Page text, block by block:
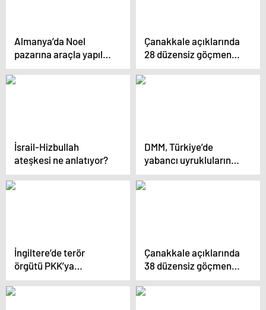
Almanya’da Noel
pazarına araçla yapılan
saldırıda ölü sayısı 5’e
yükseldi
Çanakkale açıklarında
28 düzensiz göçmen
yakalandı
İsrail-Hizbullah
ateşkesi ne anlatıyor?
DMM, Türkiye’de
yabancı uyrukluların
polis yapıldığı iddiasını
yalanladı
İngiltere’de terör
örgütü PKK’ya
operasyon: 7 kişi
gözaltına alındı
Çanakkale açıklarında
38 düzensiz göçmen
yakalandı